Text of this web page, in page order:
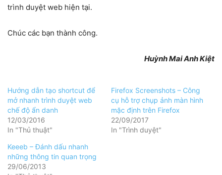
trình duyệt web hiện tại.
Chúc các bạn thành công.
Huỳnh Mai Anh Kiệt
Hướng dẫn tạo shortcut để
mở nhanh trình duyệt web
chế độ ẩn danh
12/03/2016
In "Thủ thuật"
Firefox Screenshots – Công
cụ hỗ trợ chụp ảnh màn hình
mặc định trên Firefox
22/09/2017
In "Trình duyệt"
Keeeb – Đánh dấu nhanh
những thông tin quan trọng
29/06/2013